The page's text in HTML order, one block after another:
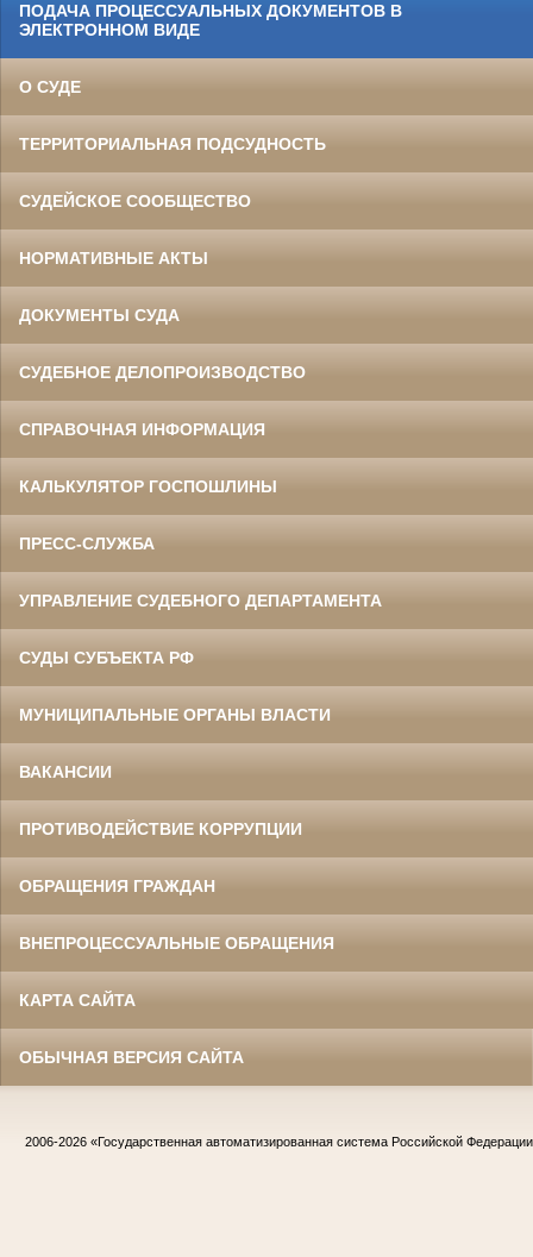
ПОДАЧА ПРОЦЕССУАЛЬНЫХ ДОКУМЕНТОВ В
ЭЛЕКТРОННОМ ВИДЕ
О СУДЕ
ТЕРРИТОРИАЛЬНАЯ ПОДСУДНОСТЬ
СУДЕЙСКОЕ СООБЩЕСТВО
НОРМАТИВНЫЕ АКТЫ
ДОКУМЕНТЫ СУДА
СУДЕБНОЕ ДЕЛОПРОИЗВОДСТВО
СПРАВОЧНАЯ ИНФОРМАЦИЯ
КАЛЬКУЛЯТОР ГОСПОШЛИНЫ
ПРЕСС-СЛУЖБА
УПРАВЛЕНИЕ СУДЕБНОГО ДЕПАРТАМЕНТА
СУДЫ СУБЪЕКТА РФ
МУНИЦИПАЛЬНЫЕ ОРГАНЫ ВЛАСТИ
ВАКАНСИИ
ПРОТИВОДЕЙСТВИЕ КОРРУПЦИИ
ОБРАЩЕНИЯ ГРАЖДАН
ВНЕПРОЦЕССУАЛЬНЫЕ ОБРАЩЕНИЯ
КАРТА САЙТА
ОБЫЧНАЯ ВЕРСИЯ САЙТА
2006-2026 «Государственная автоматизированная система Российской